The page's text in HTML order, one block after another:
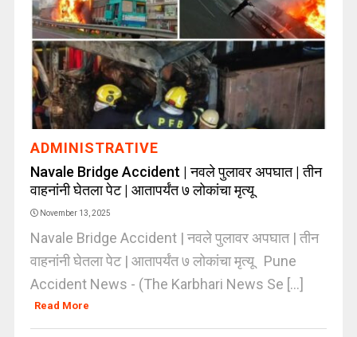
ADMINISTRATIVE
Navale Bridge Accident | नवले पुलावर अपघात | तीन
वाहनांनी घेतला पेट | आतापर्यंत ७ लोकांचा मृत्यू
November 13, 2025
Navale Bridge Accident | नवले पुलावर अपघात | तीन
वाहनांनी घेतला पेट | आतापर्यंत ७ लोकांचा मृत्यू Pune
Accident News - (The Karbhari News Se [...]
Read More